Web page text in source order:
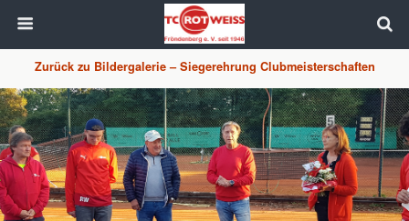
Zurück zu Bildergalerie – Siegerehrung Clubmeisterschaften